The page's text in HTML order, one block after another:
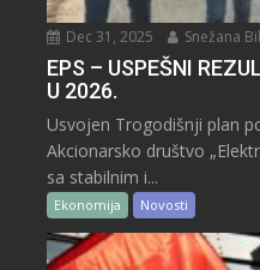
Dec 31, 2025 Snežana
EPS – USPEŠNI
U 2026.
Usvojen Trogodišnji plan
Akcionarsko društvo
sa stabilnim i...
Ekonomija Novosti